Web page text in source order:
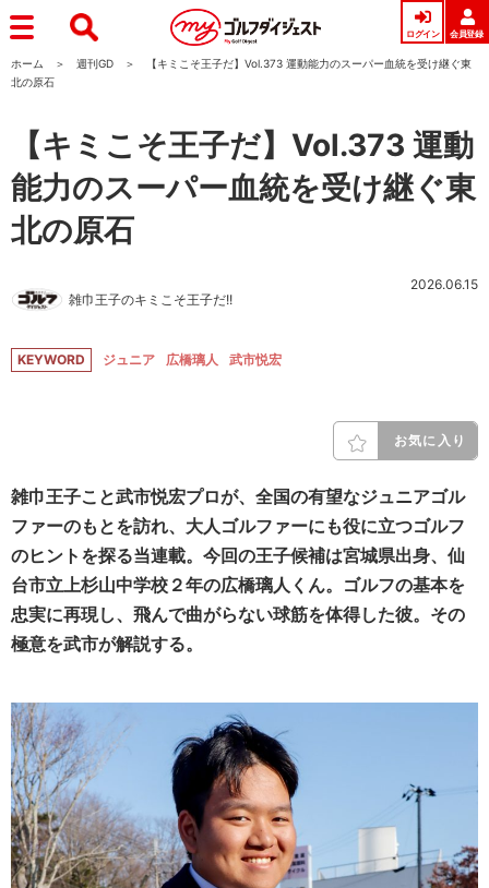
ログイン 会員登録
ホーム 週刊GD
【キミこそ王子だ】Vol.373 運動能力のスーパー血統を受け継ぐ東
北の原石
【キミこそ王子だ】Vol.373 運動
能力のスーパー血統を受け継ぐ東
北の原石
雑巾王子のキミこそ王子だ!!
2026.06.15
KEYWORD ジュニア 広橋璃人 武市悦宏
お気に入り
雑巾王子こと武市悦宏プロが、全国の有望なジュニアゴル
ファーのもとを訪れ、大人ゴルファーにも役に立つゴルフ
のヒントを探る当連載。今回の王子候補は宮城県出身、仙
台市立上杉山中学校２年の広橋璃人くん。ゴルフの基本を
忠実に再現し、飛んで曲がらない球筋を体得した彼。その
極意を武市が解説する。